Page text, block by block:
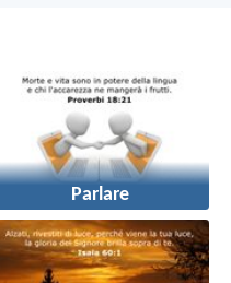
Parlare